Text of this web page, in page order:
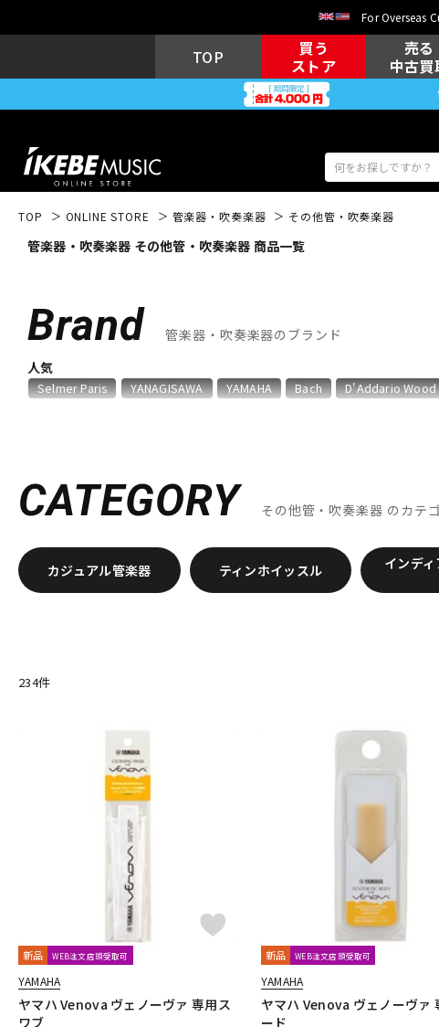
For Overseas
TOP
買う
ストア
売る
中古買
エレキギター
キーボード 電子ピアノ
中古 ヴィンテージ
TOP ONLINE STORE 管楽器・吹奏楽器 その他管・吹奏楽器
管楽器・吹奏楽器 その他管・吹奏楽器 商品一覧
Brand 管楽器・吹奏楽器のブランド
人気
Selmer Paris YANAGISAWA YAMAHA Bach D'Addario Wood
Brancher
Brand Brass Lab.MOMO Brasspire Brasspire
C.C.シャイニーケース C.G.CONN Cadeson Cannonball
Dave Guardala
Denis Wick DRAKE EASTMAN EDDIE DANIELS
GALAX
Galeon GARD BAGS Getzen Giardinelli GL
Killarney Whistle
LASKEY lefreQue Lily's
Monette Mouthpiece Cafe
Neotech
PROTEC
Rampone&Cazzani Reunion Blues
Silverstein SML（Strasser Marigaux Lemaire）
TABIBITO TAHORNG THE WALLACE
UNISON
unknown VACCHIANO VANDOREN
他
アケタオカリーナ アレキサンダー（リード） ウインドブロスオリ
日本娯楽
Intercept Technology
CATEGORY その他管・吹奏楽器 のカテ
カジュアル管楽器 ティンホイッスル
インデ
234件
新品 WEB注文店頭受取可
YAMAHA
ヤマハ Venova ヴェノーヴァ 専用ス
ワブ
新品 WEB注文店頭受取可
YAMAHA
ヤマハ Venova ヴェノーヴァ
ード